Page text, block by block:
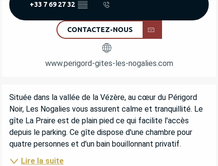
+33 7 69 27 32 ▒▒
CONTACTEZ-NOUS
www.perigord-gites-les-nogalies.com
DESCRIPTION
Située dans la vallée de la Vézère, au cœur du Périgord
Noir, Les Nogalies vous assurent calme et tranquillité. Le
gîte La Praire est de plain pied ce qui facilite l'accès
depuis le parking. Ce gîte dispose d'une chambre pour
quatre personnes et d'un bain bouillonnant privatif.
Lire la suite